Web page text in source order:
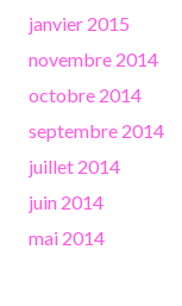
janvier 2015
novembre 2014
octobre 2014
septembre 2014
juillet 2014
juin 2014
mai 2014